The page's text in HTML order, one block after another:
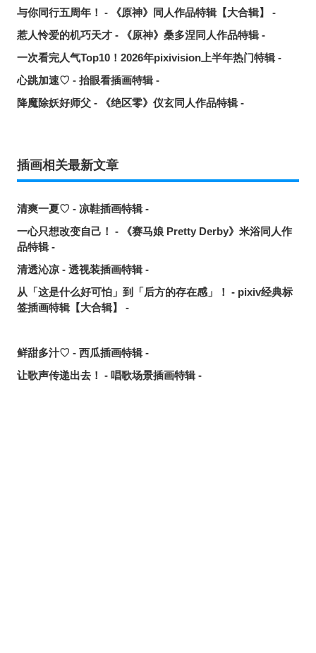
与你同行五周年！ - 《原神》同人作品特辑【大合辑】 -
惹人怜爱的机巧天才 - 《原神》桑多涅同人作品特辑 -
一次看完人气Top10！2026年pixivision上半年热门特辑 -
心跳加速♡ - 抬眼看插画特辑 -
降魔除妖好师父 - 《绝区零》仪玄同人作品特辑 -
插画相关最新文章
清爽一夏♡ - 凉鞋插画特辑 -
一心只想改变自己！ - 《赛马娘 Pretty Derby》米浴同人作
品特辑 -
清透沁凉 - 透视装插画特辑 -
从「这是什么好可怕」到「后方的存在感」！ - pixiv经典标
签插画特辑【大合辑】 -
鲜甜多汁♡ - 西瓜插画特辑 -
让歌声传递出去！ - 唱歌场景插画特辑 -